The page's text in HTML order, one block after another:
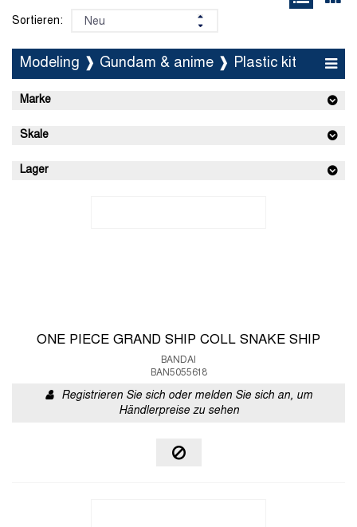
Sortieren:
Modeling ❱ Gundam & anime ❱ Plastic kit
Marke
Skale
Lager
ONE PIECE GRAND SHIP COLL SNAKE SHIP
BANDAI
BAN5055618
Registrieren Sie sich oder melden Sie sich an, um
Händlerpreise zu sehen